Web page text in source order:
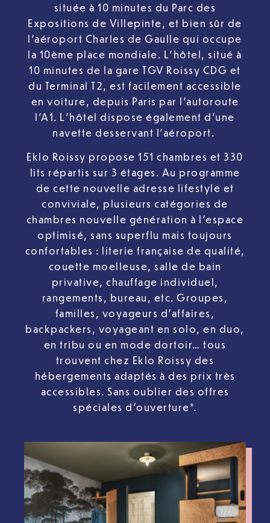
située à 10 minutes du Parc des
Expositions de Villepinte, et bien sûr de
l’aéroport Charles de Gaulle qui occupe
la 10ème place mondiale. L’hôtel, situé à
10 minutes de la gare TGV Roissy CDG et
du Terminal T2, est facilement accessible
en voiture, depuis Paris par l’autoroute
l’A1. L’hôtel dispose également d’une
navette desservant l’aéroport.
Eklo Roissy propose 151 chambres et 330
lits répartis sur 3 étages. Au programme
de cette nouvelle adresse lifestyle et
conviviale, plusieurs catégories de
chambres nouvelle génération à l’espace
optimisé, sans superflu mais toujours
confortables : literie française de qualité,
couette moelleuse, salle de bain
privative, chauffage individuel,
rangements, bureau, etc. Groupes,
familles, voyageurs d’affaires,
backpackers, voyageant en solo, en duo,
en tribu ou en mode dortoir… tous
trouvent chez Eklo Roissy des
hébergements adaptés à des prix très
accessibles. Sans oublier des offres
spéciales d’ouverture*.